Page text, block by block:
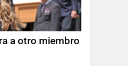
a otro miembro